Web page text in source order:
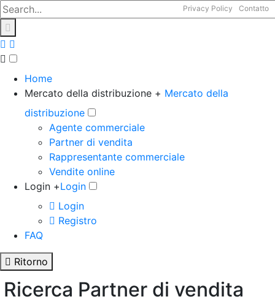
Privacy Policy Contatto
Home
Mercato della distribuzione + Mercato della
distribuzione
Agente commerciale
Partner di vendita
Rappresentante commerciale
Vendite online
Login +Login
Login
Registro
FAQ
Ritorno
Ricerca Partner di vendita